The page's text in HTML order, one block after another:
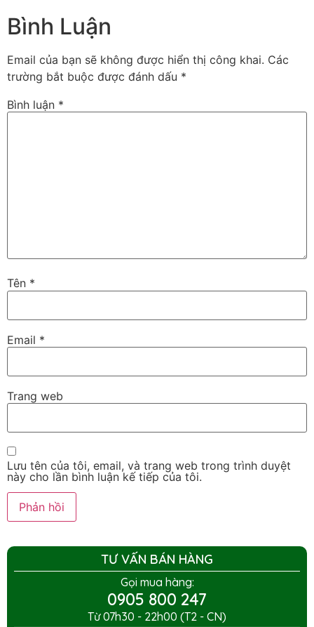
Bình Luận
Email của bạn sẽ không được hiển thị công khai. Các
trường bắt buộc được đánh dấu *
Bình luận *
Tên *
Email *
Trang web
Lưu tên của tôi, email, và trang web trong trình duyệt
này cho lần bình luận kế tiếp của tôi.
TƯ VẤN BÁN HÀNG
Gọi mua hàng:
0905 800 247
Từ 07h30 - 22h00 (T2 - CN)